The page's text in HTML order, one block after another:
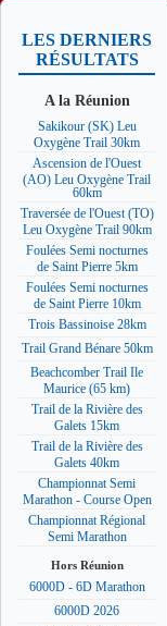
LES DERNIERS
RÉSULTATS
A la Réunion
Sakikour (SK) Leu
Oxygène Trail 30km
Ascension de l'Ouest
(AO) Leu Oxygène Trail
60km
Traversée de l'Ouest (TO)
Leu Oxygène Trail 90km
Foulées Semi nocturnes
de Saint Pierre 5km
Foulées Semi nocturnes
de Saint Pierre 10km
Trois Bassinoise 28km
Trail Grand Bénare 50km
Beachcomber Trail Ile
Maurice (65 km)
Trail de la Rivière des
Galets 15km
Trail de la Rivière des
Galets 40km
Championnat Semi
Marathon - Course Open
Championnat Régional
Semi Marathon
Hors Réunion
6000D - 6D Marathon
6000D 2026